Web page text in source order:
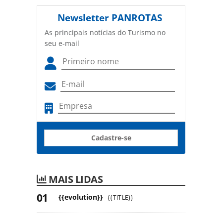
Newsletter PANROTAS
As principais notícias do Turismo no
seu e-mail
Cadastre-se
MAIS LIDAS
{{evolution}} {{TITLE}}